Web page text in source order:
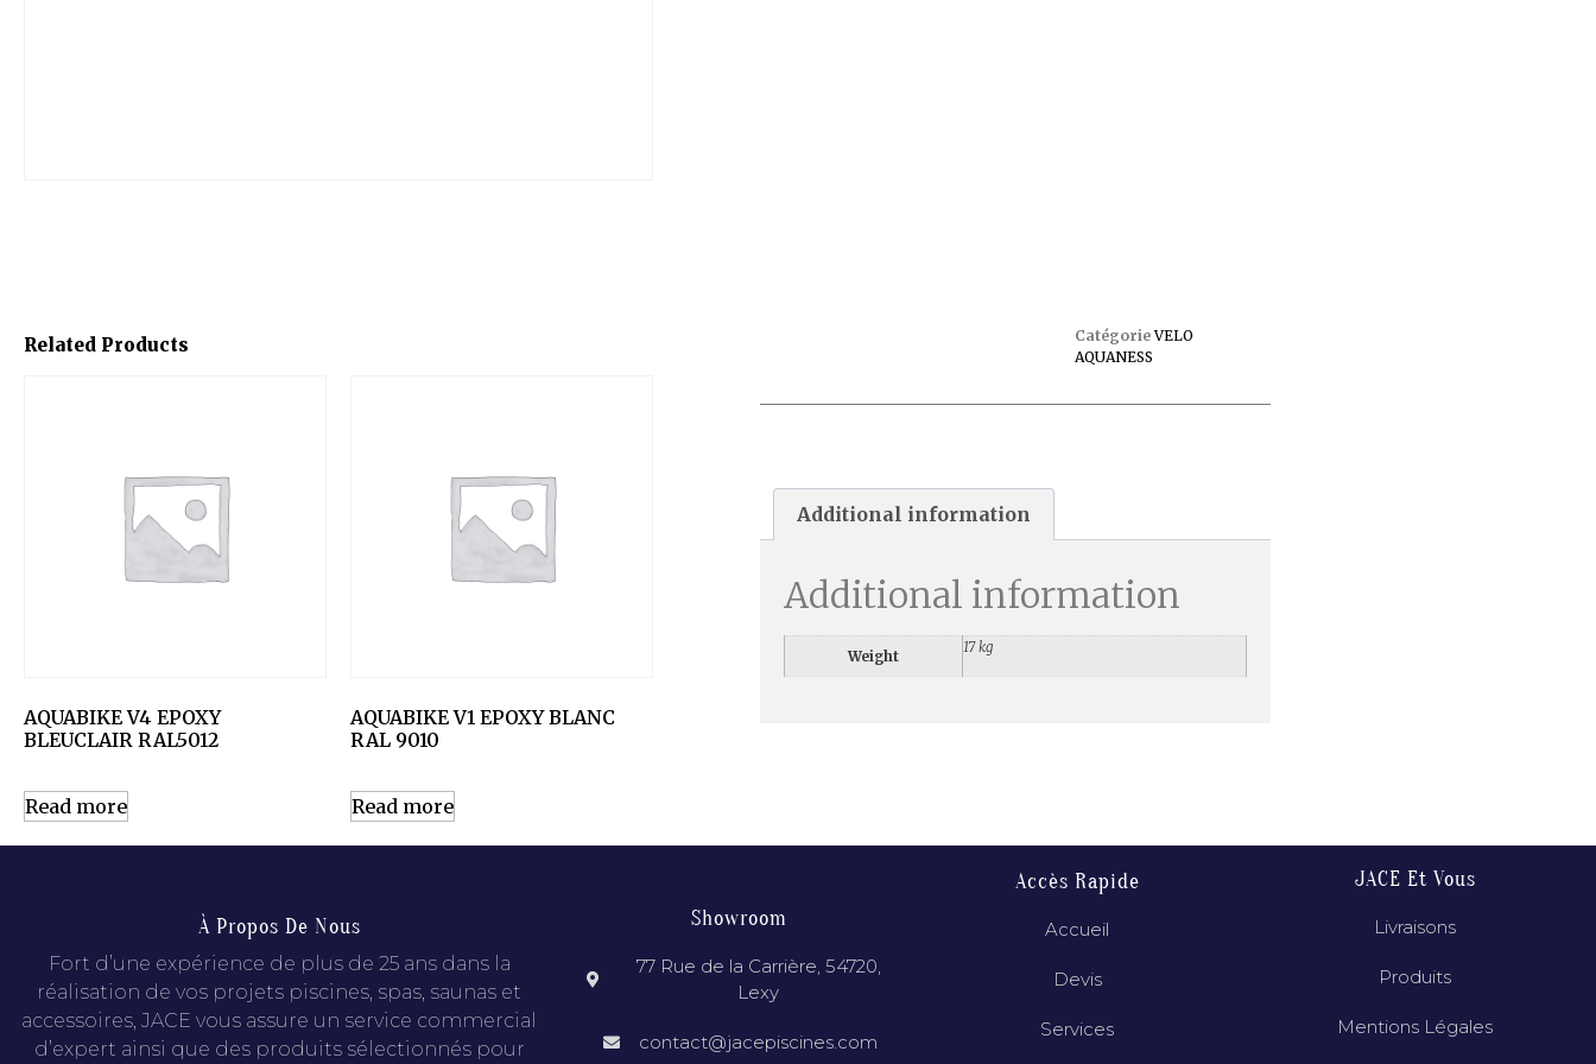
Related Products
AQUABIKE V4 EPOXY
BLEUCLAIR RAL5012
Read more
AQUABIKE V1 EPOXY BLANC
RAL 9010
Read more
Catégorie VELO
AQUANESS
Additional information
Additional information
Weight
17 kg
À Propos De Nous
Fort d’une expérience de plus de 25 ans dans la
réalisation de vos projets piscines, spas, saunas et
accessoires, JACE vous assure un service commercial
d’expert ainsi que des produits sélectionnés pour
Showroom
77 Rue de la Carrière, 54720,
Lexy
contact@jacepiscines.com
Accès Rapide
Accueil
Devis
Services
JACE Et Vous
Livraisons
Produits
Mentions Légales